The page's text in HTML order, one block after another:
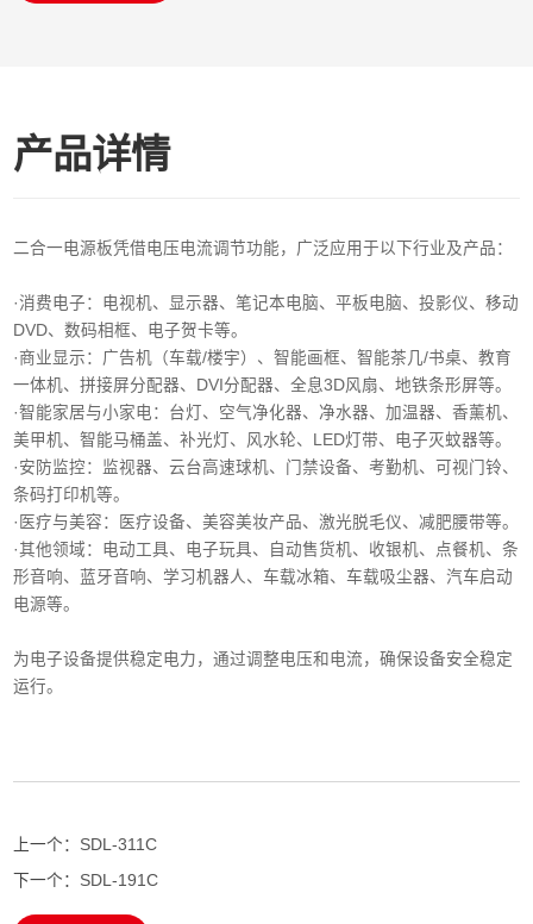
产品详情
二合一电源板凭借电压电流调节功能，广泛应用于以下行业及产品：
·消费电子‌：电视机、显示器、笔记本电脑、平板电脑、投影仪、移动
DVD、数码相框、电子贺卡等。
·商业显示‌：广告机（车载/楼宇）、智能画框、智能茶几/书桌、教育
一体机、拼接屏分配器、DVI分配器、全息3D风扇、地铁条形屏等。
·智能家居与小家电‌：台灯、空气净化器、净水器、加温器、香薰机、
美甲机、智能马桶盖、补光灯、风水轮、LED灯带、电子灭蚊器等。
‌·安防监控‌：监视器、云台高速球机、门禁设备、考勤机、可视门铃、
条码打印机等。
·医疗与美容‌：医疗设备、美容美妆产品、激光脱毛仪、减肥腰带等。
‌·其他领域‌：电动工具、电子玩具、自动售货机、收银机、点餐机、条
形音响、蓝牙音响、学习机器人、车载冰箱、车载吸尘器、汽车启动
电源等。
为电子设备提供稳定电力，通过调整电压和电流，确保设备安全稳定
运行。
上一个： SDL-311C
下一个： SDL-191C